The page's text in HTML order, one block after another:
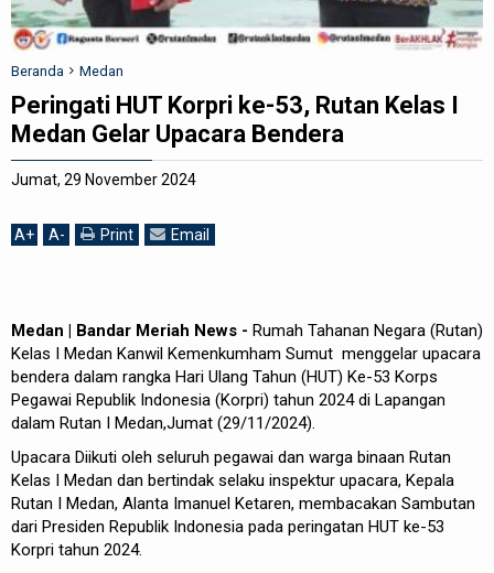
Beranda Medan
Peringati HUT Korpri ke-53, Rutan Kelas I
Medan Gelar Upacara Bendera
Jumat, 29 November 2024
A+ A- Print Email
Medan | Bandar Meriah News - Rumah Tahanan Negara (Rutan)
Kelas I Medan Kanwil Kemenkumham Sumut menggelar upacara
bendera dalam rangka Hari Ulang Tahun (HUT) Ke-53 Korps
Pegawai Republik Indonesia (Korpri) tahun 2024 di Lapangan
dalam Rutan I Medan,Jumat (29/11/2024).
Upacara Diikuti oleh seluruh pegawai dan warga binaan Rutan
Kelas I Medan dan bertindak selaku inspektur upacara, Kepala
Rutan I Medan, Alanta Imanuel Ketaren, membacakan Sambutan
dari Presiden Republik Indonesia pada peringatan HUT ke-53
Korpri tahun 2024.